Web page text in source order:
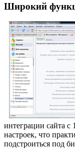
Широкий
интеграции сайта с
настроек, что
подстроиться под